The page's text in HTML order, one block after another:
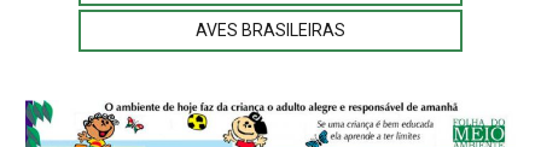
AVES BRASILEIRAS